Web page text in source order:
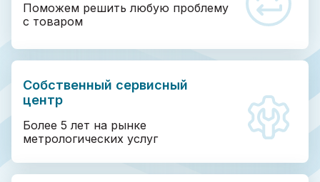
Поможем решить любую проблему
с товаром
Собственный сервисный
центр
Более 5 лет на рынке
метрологических услуг